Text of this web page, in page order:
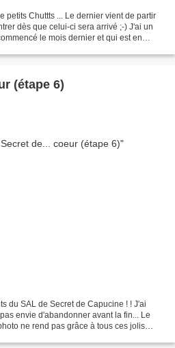
petits Chuttts ... Le dernier vient de partir
dès que celui-ci sera arrivé ;-) J'ai un
le mois dernier et qui est en
(étape 6)
du SAL de Secret de Capucine ! ! J'ai
envie d'abandonner avant la fin... Le
ne rend pas grâce à tous ces jolis